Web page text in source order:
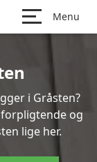
Menu
i Gråsten?
og
lige her.